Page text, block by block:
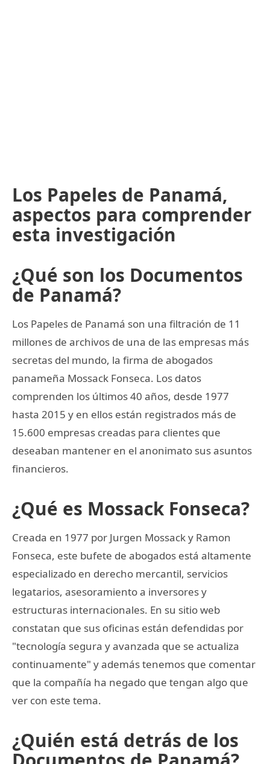
Los Papeles de Panamá,
aspectos para comprender
esta investigación
¿Qué son los Documentos
de Panamá?
Los Papeles de Panamá son una filtración de 11
millones de archivos de una de las empresas más
secretas del mundo, la firma de abogados
panameña Mossack Fonseca. Los datos
comprenden los últimos 40 años, desde 1977
hasta 2015 y en ellos están registrados más de
15.600 empresas creadas para clientes que
deseaban mantener en el anonimato sus asuntos
financieros.
¿Qué es Mossack Fonseca?
Creada en 1977 por Jurgen Mossack y Ramon
Fonseca, este bufete de abogados está altamente
especializado en derecho mercantil, servicios
legatarios, asesoramiento a inversores y
estructuras internacionales. En su sitio web
constatan que sus oficinas están defendidas por
"tecnología segura y avanzada que se actualiza
continuamente" y además tenemos que comentar
que la compañía ha negado que tengan algo que
ver con este tema.
¿Quién está detrás de los